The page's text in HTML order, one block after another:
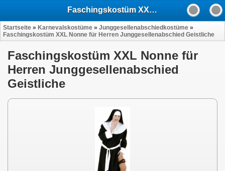
Faschingskostüm XXL Nonne für Herren Junggesellenabschied Geistliche
Startseite » Karnevalskostüme » Junggesellenabschiedkostüme »
Faschingskostüm XXL Nonne für Herren Junggesellenabschied Geistliche
Faschingskostüm XXL Nonne für
Herren Junggesellenabschied
Geistliche